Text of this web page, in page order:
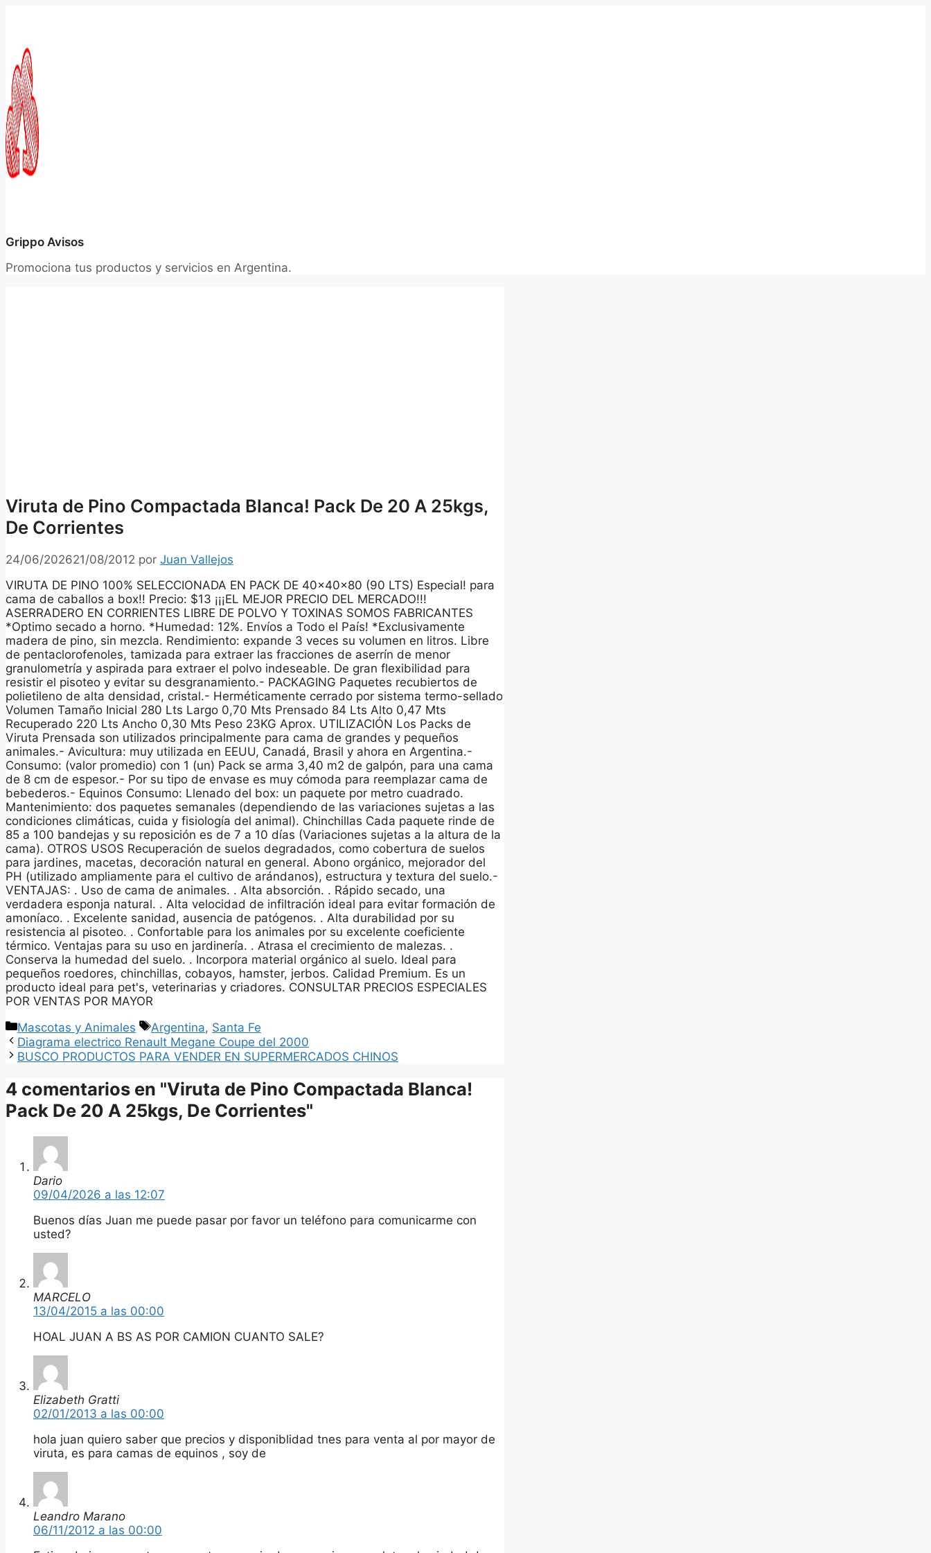
Grippo Avisos
Promociona tus productos y servicios en Argentina.
Viruta de Pino Compactada Blanca! Pack De 20 A 25kgs,
De Corrientes
24/06/202621/08/2012 por Juan Vallejos
VIRUTA DE PINO 100% SELECCIONADA EN PACK DE 40x40x80 (90 LTS) Especial! para
cama de caballos a box!! Precio: $13 ¡¡¡EL MEJOR PRECIO DEL MERCADO!!!
ASERRADERO EN CORRIENTES LIBRE DE POLVO Y TOXINAS SOMOS FABRICANTES
*Optimo secado a horno. *Humedad: 12%. Envíos a Todo el País! *Exclusivamente
madera de pino, sin mezcla. Rendimiento: expande 3 veces su volumen en litros. Libre
de pentaclorofenoles, tamizada para extraer las fracciones de aserrín de menor
granulometría y aspirada para extraer el polvo indeseable. De gran flexibilidad para
resistir el pisoteo y evitar su desgranamiento.- PACKAGING Paquetes recubiertos de
polietileno de alta densidad, cristal.- Herméticamente cerrado por sistema termo-sellado
Volumen Tamaño Inicial 280 Lts Largo 0,70 Mts Prensado 84 Lts Alto 0,47 Mts
Recuperado 220 Lts Ancho 0,30 Mts Peso 23KG Aprox. UTILIZACIÓN Los Packs de
Viruta Prensada son utilizados principalmente para cama de grandes y pequeños
animales.- Avicultura: muy utilizada en EEUU, Canadá, Brasil y ahora en Argentina.-
Consumo: (valor promedio) con 1 (un) Pack se arma 3,40 m2 de galpón, para una cama
de 8 cm de espesor.- Por su tipo de envase es muy cómoda para reemplazar cama de
bebederos.- Equinos Consumo: Llenado del box: un paquete por metro cuadrado.
Mantenimiento: dos paquetes semanales (dependiendo de las variaciones sujetas a las
condiciones climáticas, cuida y fisiología del animal). Chinchillas Cada paquete rinde de
85 a 100 bandejas y su reposición es de 7 a 10 días (Variaciones sujetas a la altura de la
cama). OTROS USOS Recuperación de suelos degradados, como cobertura de suelos
para jardines, macetas, decoración natural en general. Abono orgánico, mejorador del
PH (utilizado ampliamente para el cultivo de arándanos), estructura y textura del suelo.-
VENTAJAS: . Uso de cama de animales. . Alta absorción. . Rápido secado, una
verdadera esponja natural. . Alta velocidad de infiltración ideal para evitar formación de
amoníaco. . Excelente sanidad, ausencia de patógenos. . Alta durabilidad por su
resistencia al pisoteo. . Confortable para los animales por su excelente coeficiente
térmico. Ventajas para su uso en jardinería. . Atrasa el crecimiento de malezas. .
Conserva la humedad del suelo. . Incorpora material orgánico al suelo. Ideal para
pequeños roedores, chinchillas, cobayos, hamster, jerbos. Calidad Premium. Es un
producto ideal para pet's, veterinarias y criadores. CONSULTAR PRECIOS ESPECIALES
POR VENTAS POR MAYOR
Categorías
Mascotas y Animales Etiquetas
Argentina, Santa Fe
Diagrama electrico Renault Megane Coupe del 2000
BUSCO PRODUCTOS PARA VENDER EN SUPERMERCADOS CHINOS
4 comentarios en "Viruta de Pino Compactada Blanca!
Pack De 20 A 25kgs, De Corrientes"
Dario
09/04/2026 a las 12:07
Buenos días Juan me puede pasar por favor un teléfono para comunicarme con
usted?
MARCELO
13/04/2015 a las 00:00
HOAL JUAN A BS AS POR CAMION CUANTO SALE?
Elizabeth Gratti
02/01/2013 a las 00:00
hola juan quiero saber que precios y disponiblidad tnes para venta al por mayor de
viruta, es para camas de equinos , soy de
Leandro Marano
06/11/2012 a las 00:00